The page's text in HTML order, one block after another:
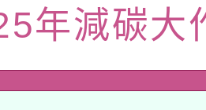
研究院辦理「
單位及節水達
月22日(星期六
學年度第2次
年減碳大